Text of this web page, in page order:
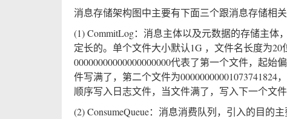
消息存储架构图中主要有下面三个跟消息存储相关
(1) CommitLog：消息主体以及元数据的存储主体
定长的。单个文件大小默认1G ，文件名长度为
00000000000000000000代表了第一个文件，起始
件写满了，第二个文件为
顺序写入日志文件，当文件满了，写入下一个文件
(2) ConsumeQueue：消息消费队列，引入的目的